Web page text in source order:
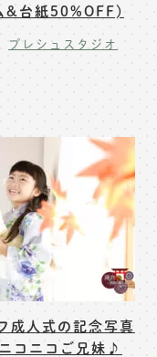
&台紙50%OFF)
プレシュスタジオ
成人式の記念写真
コニコご兄妹♪